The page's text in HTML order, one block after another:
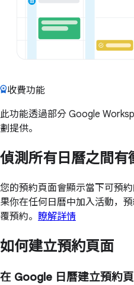
收費功能
此功能透過部分 Google
劃提供。
偵測所有日曆之間有
您的預約頁面會顯示當下可預
果你在任何日曆中加入活動，
覆預約。 瞭解詳情
如何建立預約頁面
在 Google 日曆建立預約